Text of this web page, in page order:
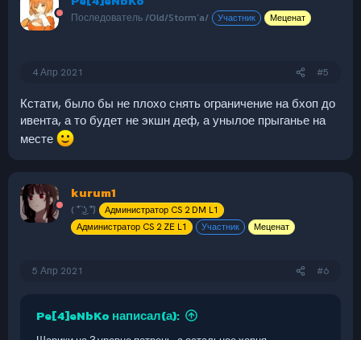
Последователь /Old/Storm`a/ Участник Меценат
4 Апр 2021 #5
Кстати, было бы не плохо снять ограничение на бхоп до
ивента, а то будет не экшн деф, а унылое прыганье на
месте
kurum1
( ͡° ͜ʖ ͡°)
Администратор CS 2 DM L1
Администратор CS 2 ZE L1
Участник Меценат
5 Апр 2021 #6
Pe[4]eNbKo написал(а):